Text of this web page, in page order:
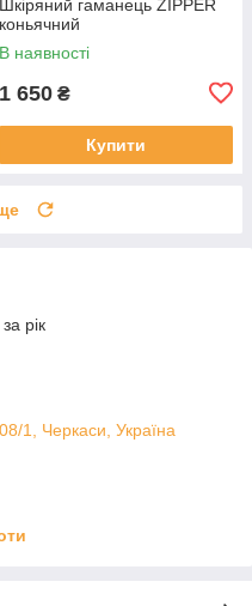
Шкіряний гаманець ZIPPER
коньячний
В наявності
1 650 ₴
Купити
рік
1, Черкаси, Україна